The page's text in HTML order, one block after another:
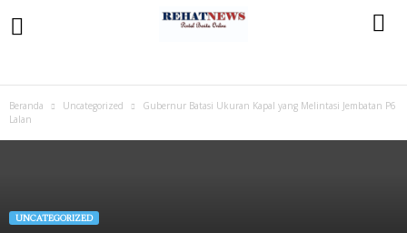
Beranda Uncategorized
Gubernur Batasi Ukuran Kapal yang Melintasi Jembatan P6
Lalan
UNCATEGORIZED